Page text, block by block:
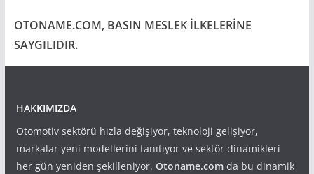
OTONAME.COM, BASIN MESLEK İLKELERİNE
SAYGILIDIR.
HAKKIMIZDA
Otomotiv sektörü hızla değişiyor, teknoloji gelişiyor,
markalar yeni modellerini tanıtıyor ve sektör dinamikleri
her gün yeniden şekilleniyor. Otoname.comda bu dinamik